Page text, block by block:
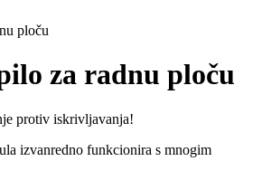
za radnu ploču
protiv iskrivljavanja!
izvanredno funkcionira s mnogim